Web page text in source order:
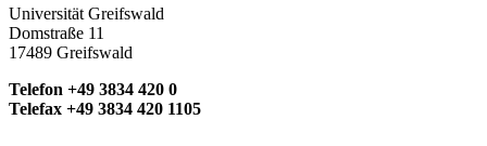
Universität Greifswald
Domstraße 11
17489 Greifswald
Telefon +49 3834 420 0
Telefax +49 3834 420 1105